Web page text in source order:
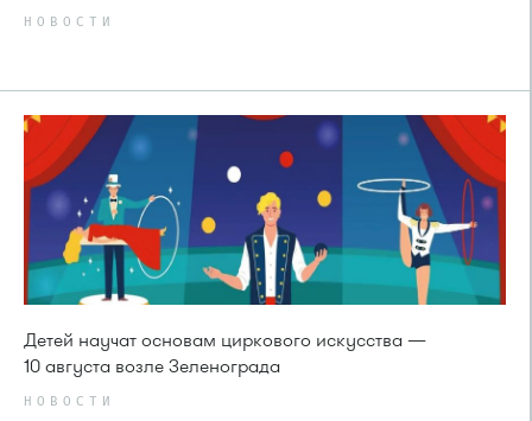
НОВОСТИ
Детей научат основам циркового искусства —
10 августа возле Зеленограда
НОВОСТИ